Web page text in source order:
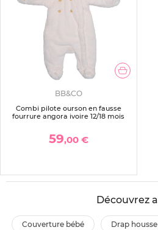
BB&CO
Combi pilote ourson en fausse
fourrure angora ivoire 12/18 mois
59,00 €
Découvrez
couverture bébé drap